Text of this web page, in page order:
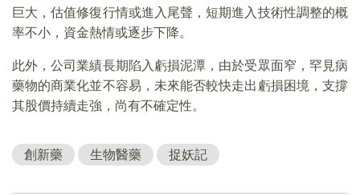
巨大，估值修復行情或進入尾聲，短期進入技術性調整的概
率不小，資金熱情或逐步下降。
此外，公司業績長期陷入虧損泥潭，由於受眾面窄，罕見病
藥物的商業化並不容易，未來能否較快走出虧損困境，支撐
其股價持續走強，尚有不確定性。
創新藥 生物醫藥 捉妖記